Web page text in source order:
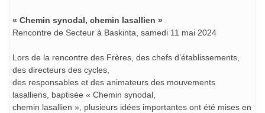
« Chemin synodal, chemin lasallien »
Rencontre de Secteur à Baskinta, samedi 11 mai 2024
Lors de la rencontre des Frères, des chefs d’établissements,
des directeurs des cycles,
des responsables et des animateurs des mouvements
lasalliens, baptisée « Chemin synodal,
chemin lasallien », plusieurs idées importantes ont été mises en